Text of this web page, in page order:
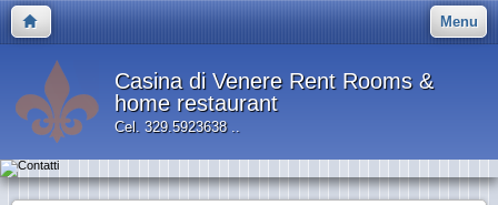
Menu
Casina di Venere Rent Rooms &
home restaurant
Cel. 329.5923638 ..